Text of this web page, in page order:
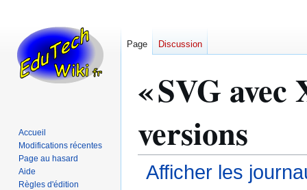
« SVG
versions
Afficher les
Page Discussion
Accueil
Modifications récentes
Page au hasard
Aide
Règles d'édition